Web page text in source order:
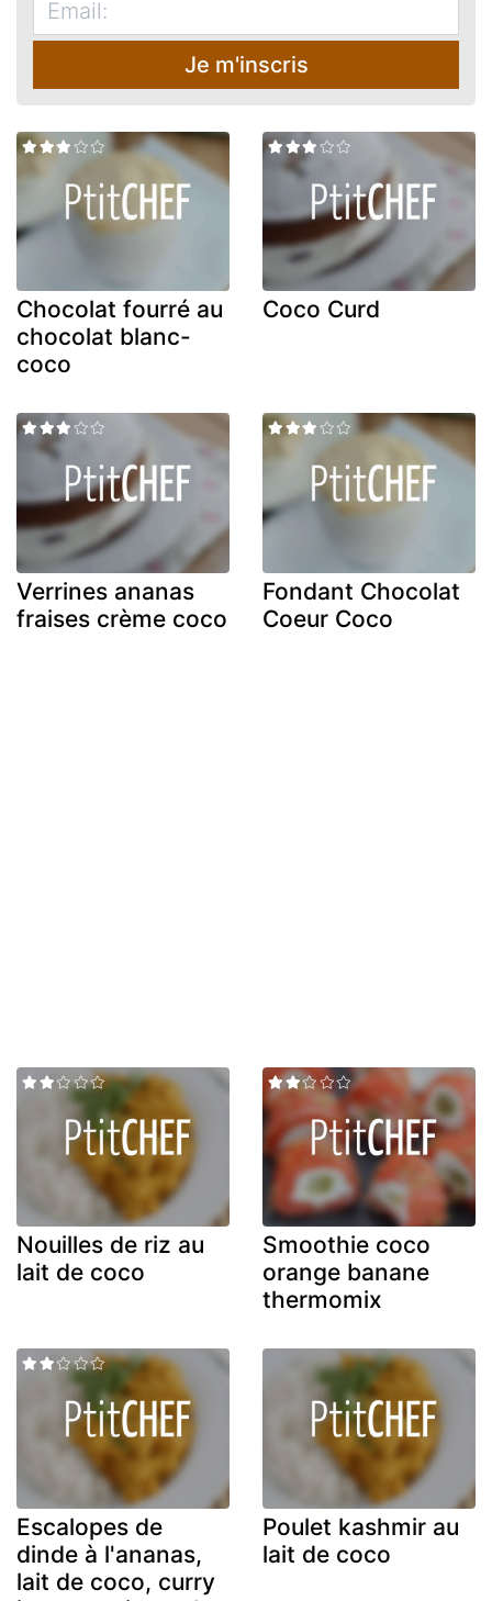
Je m'inscris
Chocolat fourré au
chocolat blanc-
coco
Coco Curd
Verrines ananas
fraises crème coco
Fondant Chocolat
Coeur Coco
Nouilles de riz au
lait de coco
Smoothie coco
orange banane
thermomix
Escalopes de
dinde à l'ananas,
lait de coco, curry
Poulet kashmir au
lait de coco